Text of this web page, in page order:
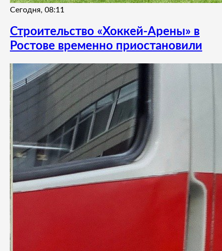
Сегодня, 08:11
Строительство «Хоккей-Арены» в
Ростове временно приостановили